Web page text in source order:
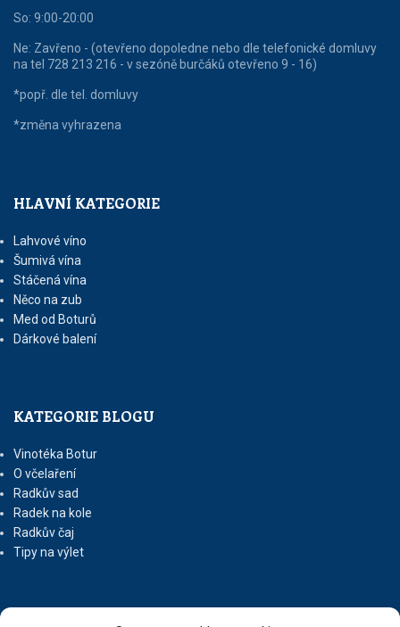
So: 9:00-20:00
Ne: Zavřeno - (otevřeno dopoledne nebo dle telefonické domluvy
na tel 728 213 216 - v sezóně burčáků otevřeno 9 - 16)
*popř. dle tel. domluvy
*změna vyhrazena
HLAVNÍ KATEGORIE
Lahvové víno
Šumivá vína
Stáčená vína
Něco na zub
Med od Boturů
Dárkové balení
KATEGORIE BLOGU
Vinotéka Botur
O včelaření
Radkův sad
Radek na kole
Radkův čaj
Tipy na výlet